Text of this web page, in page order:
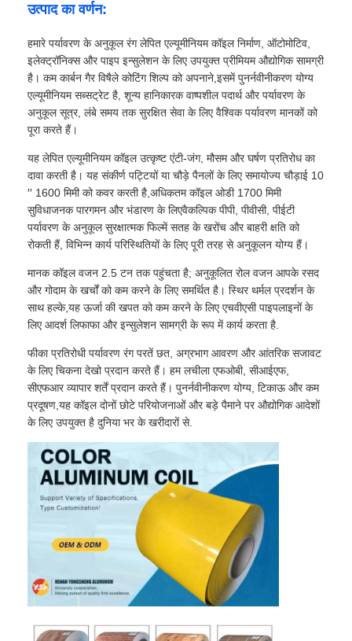
उत्पादों
उत्पाद का वर्णन:
हमारे पर्यावरण के अनुकूल रंग लेपित एल्यूमीनियम कॉइल निर्माण, ऑटोमोटिव,
इलेक्ट्रॉनिक्स और पाइप इन्सुलेशन के लिए उपयुक्त प्रीमियम औद्योगिक सामग्री
है। कम कार्बन गैर विषैले कोटिंग शिल्प को अपनाने,इसमें पुनर्नवीनीकरण योग्य
एल्यूमीनियम सब्सट्रेट है, शून्य हानिकारक वाष्पशील पदार्थ और पर्यावरण के
अनुकूल सूत्र, लंबे समय तक सुरक्षित सेवा के लिए वैश्विक पर्यावरण मानकों को
पूरा करते हैं।
यह लेपित एल्यूमीनियम कॉइल उत्कृष्ट एंटी-जंग, मौसम और घर्षण प्रतिरोध का
दावा करती है। यह संकीर्ण पट्टियों या चौड़े पैनलों के लिए समायोज्य चौड़ाई 10
′′ 1600 मिमी को कवर करती है,अधिकतम कॉइल ओडी 1700 मिमी
सुविधाजनक पारगमन और भंडारण के लिएवैकल्पिक पीपी, पीवीसी, पीईटी
पर्यावरण के अनुकूल सुरक्षात्मक फिल्में सतह के खरोंच और बाहरी क्षति को
रोकती हैं, विभिन्न कार्य परिस्थितियों के लिए पूरी तरह से अनुकूलन योग्य हैं।
मानक कॉइल वजन 2.5 टन तक पहुंचता है; अनुकूलित रोल वजन आपके रसद
और गोदाम के खर्चों को कम करने के लिए समर्थित है। स्थिर थर्मल प्रदर्शन के
साथ हल्के,यह ऊर्जा की खपत को कम करने के लिए एचवीएसी पाइपलाइनों के
लिए आदर्श लिफाफा और इन्सुलेशन सामग्री के रूप में कार्य करता है.
फीका प्रतिरोधी पर्यावरण रंग परतें छत, अग्रभाग आवरण और आंतरिक सजावट
के लिए चिकना देखो प्रदान करते हैं। हम लचीला एफओबी, सीआईएफ,
सीएफआर व्यापार शर्तें प्रदान करते हैं। पुनर्नवीनीकरण योग्य, टिकाऊ और कम
प्रदूषण,यह कॉइल दोनों छोटे परियोजनाओं और बड़े पैमाने पर औद्योगिक आदेशों
के लिए उपयुक्त है दुनिया भर के खरीदारों से.